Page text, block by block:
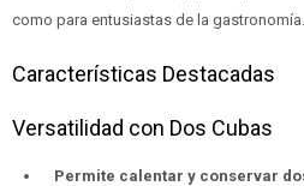
como para entusiastas de la gastronomía.
Características Destacadas
Versatilidad con Dos Cubas
Permite calentar y conservar